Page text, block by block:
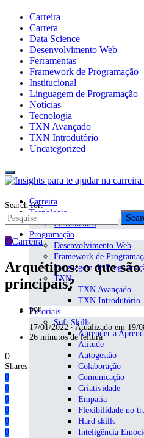
Carreira
Carrera
Data Science
Desenvolvimento Web
Ferramentas
Framework de Programação
Institucional
Linguagem de Programação
Notícias
Tecnologia
TXN Avançado
TXN Introdutório
Uncategorized
Carreira
Tecnologia
Ferramentas
Programação
Desenvolvimento Web
Framework de
Linguagem de
TXN
TXN Avançado
TXN Introdutório
Tutoriais
Soft Skills
Aprender a
Atitude
Autogestão
Colaboração
Comunicação
Criatividade
Empatia
Flexibilidade no
Hard skills
Inteligência
Search for:
CCarreira
Arquétipos: o que são
principais?
por
17/01/2022 ∙ Atualizado em 19/
26 minutos de leitura
0
Shares
0
0
0
0
0
0